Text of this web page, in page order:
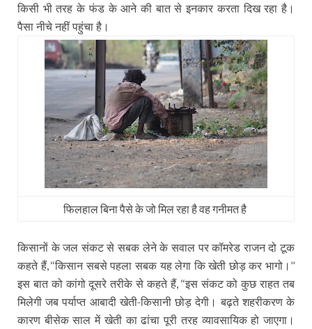
किसी भी तरह के फंड के आने की बात से इनकार करता दिख रहा है।
पैसा नीचे नहीं पहुंचा है।
फिलहाल बिना पैसे के जो मिल रहा है वह गनीमत है
किसानों के जल संकट से सबक लेने के सवाल पर कॉमरेड राजन दो टूक
कहते हैं, ‘‘किसान सबसे पहला सबक यह लेगा कि खेती छोड़ कर भागो। ’’
इस बात को कांगो दूसरे तरीके से कहते हैं, ‘‘इस संकट को कुछ राहत तब
मिलेगी जब पर्याप्त आबादी खेती-किसानी छोड़ देगी। बढ़ते शहरीकरण के
कारण बीसेक साल में खेती का ढांचा पूरी तरह व्यावसायिक हो जाएगा।